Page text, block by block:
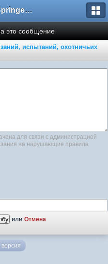
English Springer Spaniel Club
это сообщение
испытаний, охотничьих
для связи с администрацией
на нарушающие правила
или Отмена